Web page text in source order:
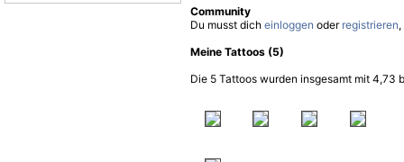
Community
Du musst dich einloggen oder registrieren
Meine Tattoos (5)
Die 5 Tattoos wurden insgesamt mit 4,73